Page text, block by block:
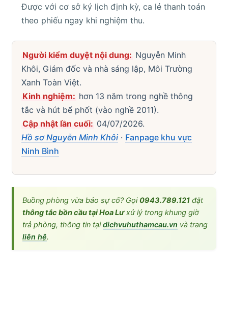
Được với cơ sở ký lịch định kỳ, ca lẻ thanh toán
theo phiếu ngay khi nghiệm thu.
Người kiểm duyệt nội dung: Nguyễn Minh
Khôi, Giám đốc và nhà sáng lập, Môi Trường
Xanh Toàn Việt.
Kinh nghiệm: hơn 13 năm trong nghề thông
tắc và hút bể phốt (vào nghề 2011).
Cập nhật lần cuối: 04/07/2026.
Hồ sơ Nguyễn Minh Khôi · Fanpage khu vực
Ninh Bình
Buồng phòng vừa báo sự cố? Gọi0943.789.121 đặt
thông tắc bồn cầu tại Hoa Lưxử lý trong khung giờ
trả phòng, thông tin tạidichvuhuthamcau.vn và trang
liên hệ.